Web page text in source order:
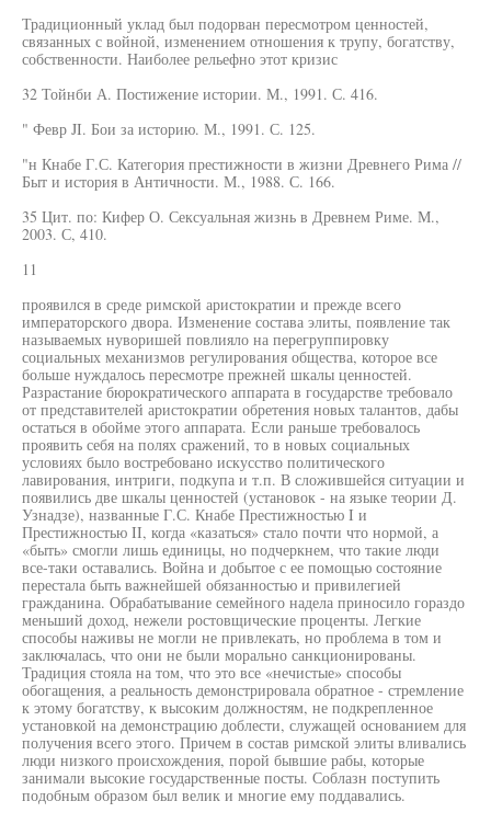
Традиционный уклад был подорван пересмотром ценностей,
связанных с войной, изменением отношения к трупу, богатству,
собственности. Наиболее рельефно этот кризис
32 Тойнби А. Постижение истории. М., 1991. С. 416.
" Февр JI. Бои за историю. М., 1991. С. 125.
"н Кнабе Г.С. Категория престижности в жизни Древнего Рима //
Быт и история в Античности. М., 1988. С. 166.
35 Цит. по: Кифер О. Сексуальная жизнь в Древнем Риме. М.,
2003. С, 410.
11
проявился в среде римской аристократии и прежде всего
императорского двора. Изменение состава элиты, появление так
называемых нуворишей повлияло на перегруппировку
социальных механизмов регулирования общества, которое все
больше нуждалось пересмотре прежней шкалы ценностей.
Разрастание бюрократического аппарата в государстве требовало
от представителей аристократии обретения новых талантов, дабы
остаться в обойме этого аппарата. Если раньше требовалось
проявить себя на полях сражений, то в новых социальных
условиях было востребовано искусство политического
лавирования, интриги, подкупа и т.п. В сложившейся ситуации и
появились две шкалы ценностей (установок - на языке теории Д.
Узнадзе), названные Г.С. Кнабе Престижностью I и
Престижностью II, когда «казаться» стало почти что нормой, а
«быть» смогли лишь единицы, но подчеркнем, что такие люди
все-таки оставались. Война и добытое с ее помощью состояние
перестала быть важнейшей обязанностью и привилегией
гражданина. Обрабатывание семейного надела приносило гораздо
меньший доход, нежели ростовщические проценты. Легкие
способы наживы не могли не привлекать, но проблема в том и
заключалась, что они не были морально санкционированы.
Традиция стояла на том, что это все «нечистые» способы
обогащения, а реальность демонстрировала обратное - стремление
к этому богатству, к высоким должностям, не подкрепленное
установкой на демонстрацию доблести, служащей основанием для
получения всего этого. Причем в состав римской элиты вливались
люди низкого происхождения, порой бывшие рабы, которые
занимали высокие государственные посты. Соблазн поступить
подобным образом был велик и многие ему поддавались.